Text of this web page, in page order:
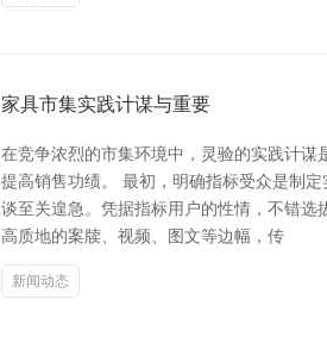
家具市集实践计谋与重要
在竞争浓烈的市集环境中，灵验的实践计谋
提高销售功绩。 最初，明确指标受众是制
谈至关遑急。凭据指标用户的性情，不错
高质地的案牍、视频、图文等边幅，传
新闻动态